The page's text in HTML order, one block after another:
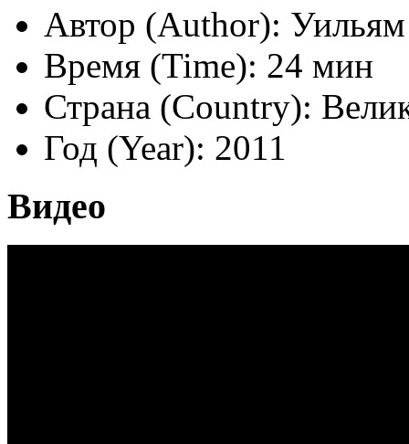
Автор (Author):
Время (Time): 24 мин
Страна (Country):
Год (Year): 2011
Видео